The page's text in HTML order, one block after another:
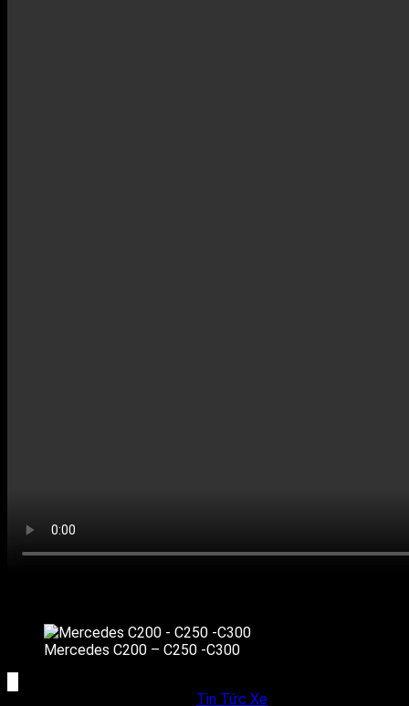
Mercedes C200 – C250 -C300
Tin Tức Xe